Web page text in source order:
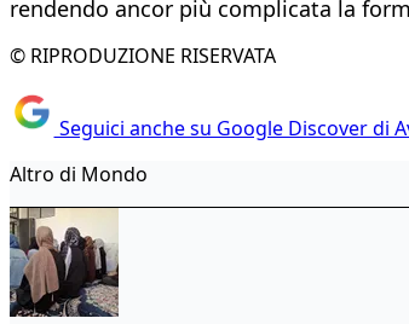
rendendo ancor più complicata la
© RIPRODUZIONE RISERVATA
Seguici anche su Google Discover di
Altro di Mondo